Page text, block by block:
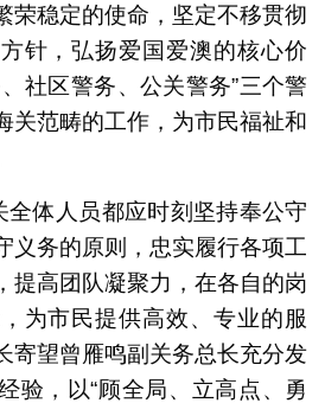
荣稳定的使命，坚定不移贯彻
针，弘扬爱国爱澳的核心价
社区警务、公关警务”三个警
关范畴的工作，为市民福祉和
全体人员都应时刻坚持奉公守
义务的原则，忠实履行各项工
提高团队凝聚力，在各自的岗
为市民提供高效、专业的服
寄望曾雁鸣副关务总长充分发
验，以“顾全局、立高点、勇